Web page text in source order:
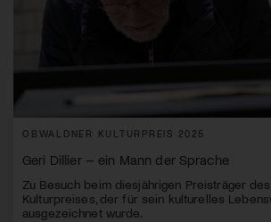
OBWALDNER KULTURPREIS 2025
Geri Dillier – ein Mann der Sprache
Zu Besuch beim diesjährigen Preisträger
Kulturpreises, der für sein kulturelles
ausgezeichnet wurde.